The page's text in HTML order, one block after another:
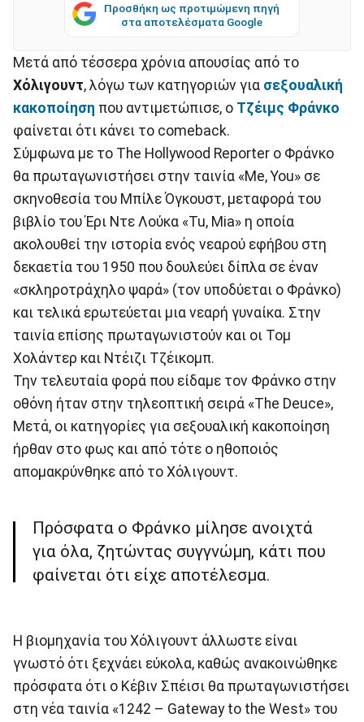
Προσθήκη ως προτιμώμενη πηγή
στα αποτελέσματα Google
Μετά από τέσσερα χρόνια απουσίας από το
Χόλιγουντ, λόγω των κατηγοριών για σεξουαλική
κακοποίηση που αντιμετώπισε, ο Τζέιμς Φράνκο
φαίνεται ότι κάνει το comeback.
Σύμφωνα με το The Hollywood Reporter ο Φράνκο
θα πρωταγωνιστήσει στην ταινία «Me, You» σε
σκηνοθεσία του Μπίλε Όγκουστ, μεταφορά του
βιβλίο του Έρι Ντε Λούκα «Tu, Mia» η οποία
ακολουθεί την ιστορία ενός νεαρού εφήβου στη
δεκαετία του 1950 που δουλεύει δίπλα σε έναν
«σκληροτράχηλο ψαρά» (τον υποδύεται ο Φράνκο)
και τελικά ερωτεύεται μια νεαρή γυναίκα. Στην
ταινία επίσης πρωταγωνιστούν και οι Τομ
Χολάντερ και Ντέιζι Τζέικομπ.
Την τελευταία φορά που είδαμε τον Φράνκο στην
οθόνη ήταν στην τηλεοπτική σειρά «The Deuce»,
Μετά, οι κατηγορίες για σεξουαλική κακοποίηση
ήρθαν στο φως και από τότε ο ηθοποιός
απομακρύνθηκε από το Χόλιγουντ.
Πρόσφατα ο Φράνκο μίλησε ανοιχτά
για όλα, ζητώντας συγγνώμη, κάτι που
φαίνεται ότι είχε αποτέλεσμα.
Η βιομηχανία του Χόλιγουντ άλλωστε είναι
γνωστό ότι ξεχνάει εύκολα, καθώς ανακοινώθηκε
πρόσφατα ότι ο Κέβιν Σπέισι θα πρωταγωνιστήσει
στη νέα ταινία «1242 – Gateway to the West» του